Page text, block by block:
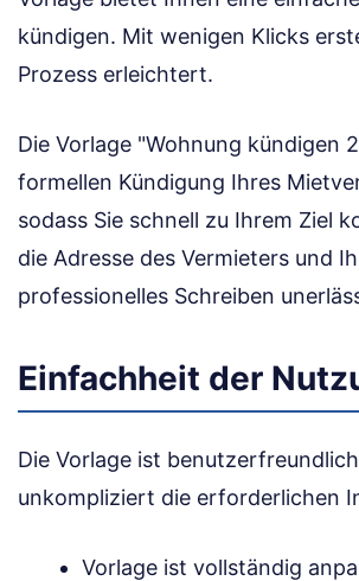
kündigen. Mit wenigen Klicks
Prozess erleichtert.
Die Vorlage "Wohnung kündigen
formellen Kündigung Ihres
sodass Sie schnell zu Ihrem Ziel
die Adresse des Vermieters und
professionelles Schreiben
Einfachheit der
Die Vorlage ist
unkompliziert die erforderlichen
Vorlage ist vollständig